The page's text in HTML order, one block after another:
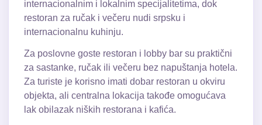
internacionalnim i lokalnim specijalitetima, dok
restoran za ručak i večeru nudi srpsku i
internacionalnu kuhinju.
Za poslovne goste restoran i lobby bar su praktični
za sastanke, ručak ili večeru bez napuštanja hotela.
Za turiste je korisno imati dobar restoran u okviru
objekta, ali centralna lokacija takođe omogućava
lak obilazak niških restorana i kafića.